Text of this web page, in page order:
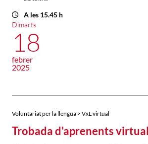
A les 15.45 h
Dimarts
18
febrer
2025
Voluntariat per la llengua > VxL virtual
Trobada d'aprenents